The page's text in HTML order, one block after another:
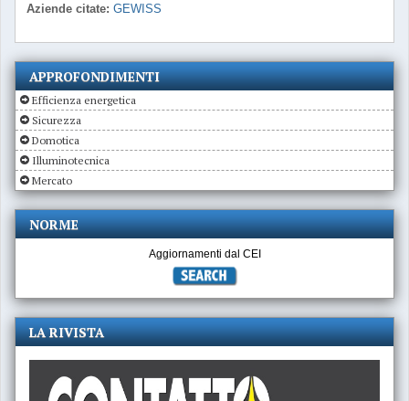
Aziende citate: GEWISS
APPROFONDIMENTI
Efficienza energetica
Sicurezza
Domotica
Illuminotecnica
Mercato
NORME
Aggiornamenti dal CEI
LA RIVISTA